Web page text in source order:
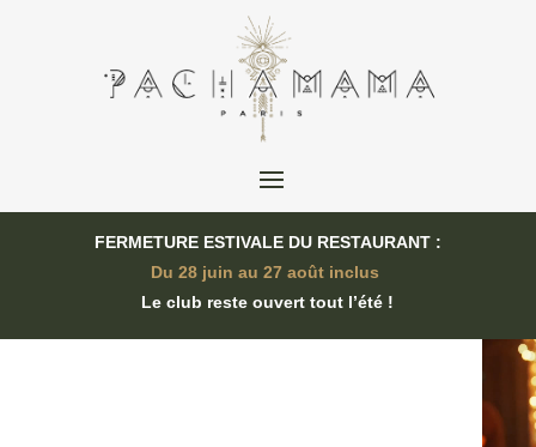
FERMETURE ESTIVALE DU RESTAURANT :
Du 28 juin au 27 août inclus
Le club reste ouvert tout l’été !